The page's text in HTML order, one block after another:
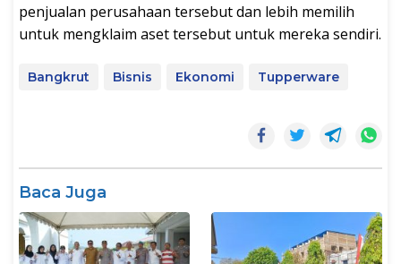
penjualan perusahaan tersebut dan lebih memilih
untuk mengklaim aset tersebut untuk mereka sendiri.
Bangkrut Bisnis Ekonomi Tupperware
Baca Juga